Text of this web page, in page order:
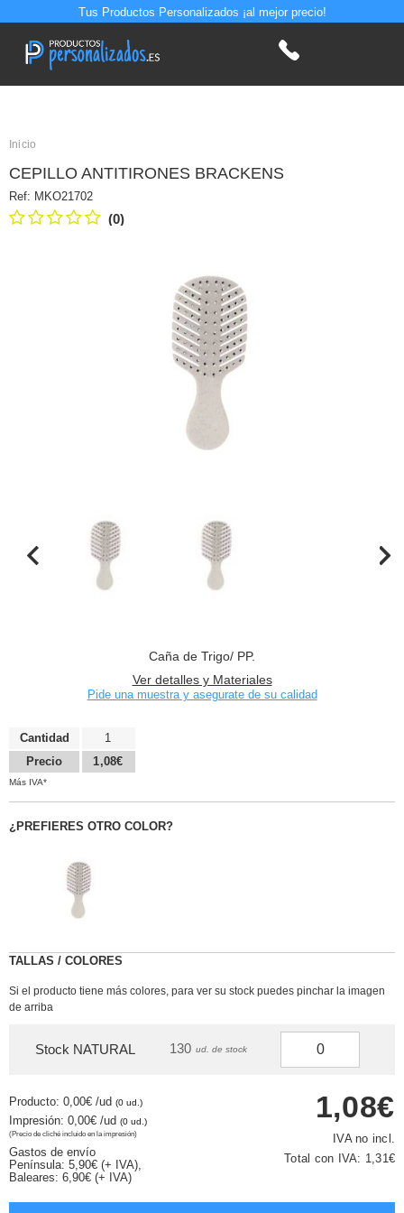
Tus Productos Personalizados ¡al mejor precio!
Inicio
CEPILLO ANTITIRONES BRACKENS
Ref: MKO21702
(0)
Caña de Trigo/ PP.
Ver detalles y Materiales
Pide una muestra y asegurate de su calidad
Cantidad
Precio
1
1,08€
Más IVA*
¿PREFIERES OTRO COLOR?
TALLAS / COLORES
Si el producto tiene más colores, para ver su stock puedes pinchar la imagen
de arriba
Stock NATURAL 130 ud. de stock
Producto: 0,00€ /ud (0 ud.)
Impresión: 0,00€ /ud (0 ud.)
(Precio de cliché incluido en la impresión)
Gastos de envío
Península: 5,90€ (+ IVA),
Baleares: 6,90€ (+ IVA)
1,08€
IVA no incl.
Total con IVA: 1,31€